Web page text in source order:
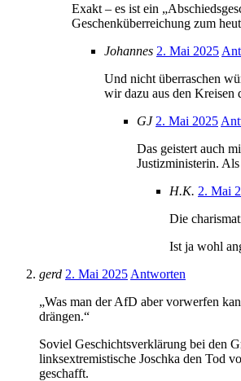
Exakt – es ist ein
Geschenküberreichung zum
Johannes 2. Mai 2025
Und nicht überraschen
wir dazu aus den Kreisen
GJ 2. Mai 2025
Das geistert auch
Justizministerin.
H.K. 2. Mai
Die
Ist ja wohl
gerd 2. Mai 2025 Antworten
„Was man der AfD aber vorwerfen
drängen.“
Soviel Geschichtsverklärung bei den
linksextremistische Joschka den Tod
geschafft.